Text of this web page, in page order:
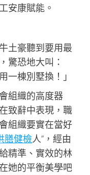
安康賦能。
牛土豪聽到要用最
驚恐地大叫：
一棟別墅換！」
組織的高度器
致辭中表現，職
組織要實在當好
膳健檢人”，經由
精準、實效的林
她的平衡美學吧